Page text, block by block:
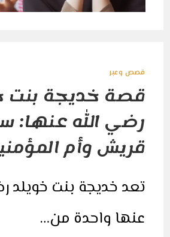
قصص وعبر
قصة خديجة بنت
رضي الله عنها:
قريش وأم
تعد خديجة بنت خويلد
عنها واحدة من…